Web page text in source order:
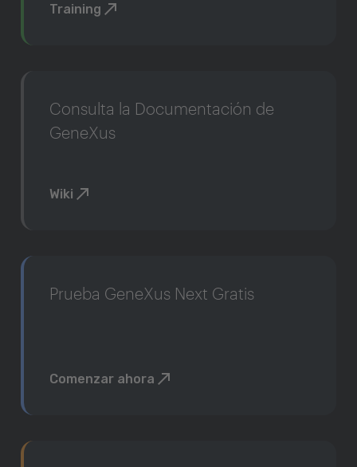
Training
Consulta la Documentación de
GeneXus
Wiki
Prueba GeneXus Next Gratis
Comenzar ahora